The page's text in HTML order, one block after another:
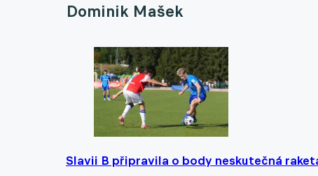
Dominik Mašek
Slavii B připravila o body neskutečná